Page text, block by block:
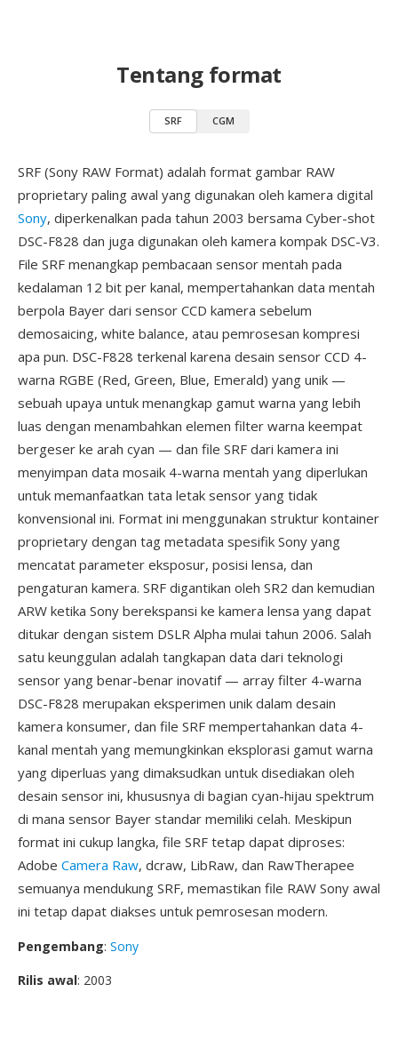
Tentang format
SRF CGM
SRF (Sony RAW Format) adalah format gambar RAW
proprietary paling awal yang digunakan oleh kamera digital
Sony, diperkenalkan pada tahun 2003 bersama Cyber-shot
DSC-F828 dan juga digunakan oleh kamera kompak DSC-V3.
File SRF menangkap pembacaan sensor mentah pada
kedalaman 12 bit per kanal, mempertahankan data mentah
berpola Bayer dari sensor CCD kamera sebelum
demosaicing, white balance, atau pemrosesan kompresi
apa pun. DSC-F828 terkenal karena desain sensor CCD 4-
warna RGBE (Red, Green, Blue, Emerald) yang unik —
sebuah upaya untuk menangkap gamut warna yang lebih
luas dengan menambahkan elemen filter warna keempat
bergeser ke arah cyan — dan file SRF dari kamera ini
menyimpan data mosaik 4-warna mentah yang diperlukan
untuk memanfaatkan tata letak sensor yang tidak
konvensional ini. Format ini menggunakan struktur kontainer
proprietary dengan tag metadata spesifik Sony yang
mencatat parameter eksposur, posisi lensa, dan
pengaturan kamera. SRF digantikan oleh SR2 dan kemudian
ARW ketika Sony berekspansi ke kamera lensa yang dapat
ditukar dengan sistem DSLR Alpha mulai tahun 2006. Salah
satu keunggulan adalah tangkapan data dari teknologi
sensor yang benar-benar inovatif — array filter 4-warna
DSC-F828 merupakan eksperimen unik dalam desain
kamera konsumer, dan file SRF mempertahankan data 4-
kanal mentah yang memungkinkan eksplorasi gamut warna
yang diperluas yang dimaksudkan untuk disediakan oleh
desain sensor ini, khususnya di bagian cyan-hijau spektrum
di mana sensor Bayer standar memiliki celah. Meskipun
format ini cukup langka, file SRF tetap dapat diproses:
Adobe Camera Raw, dcraw, LibRaw, dan RawTherapee
semuanya mendukung SRF, memastikan file RAW Sony awal
ini tetap dapat diakses untuk pemrosesan modern.
Pengembang: Sony
Rilis awal: 2003